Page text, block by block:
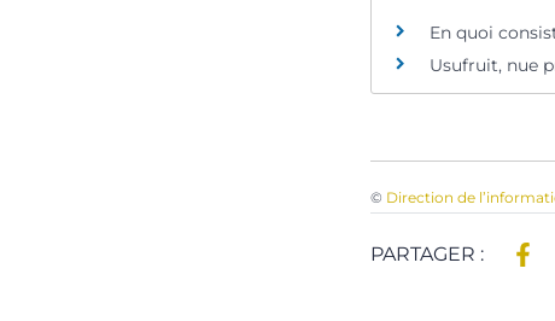
En quoi
Usufruit, nue
© Direction de
PARTAGER :